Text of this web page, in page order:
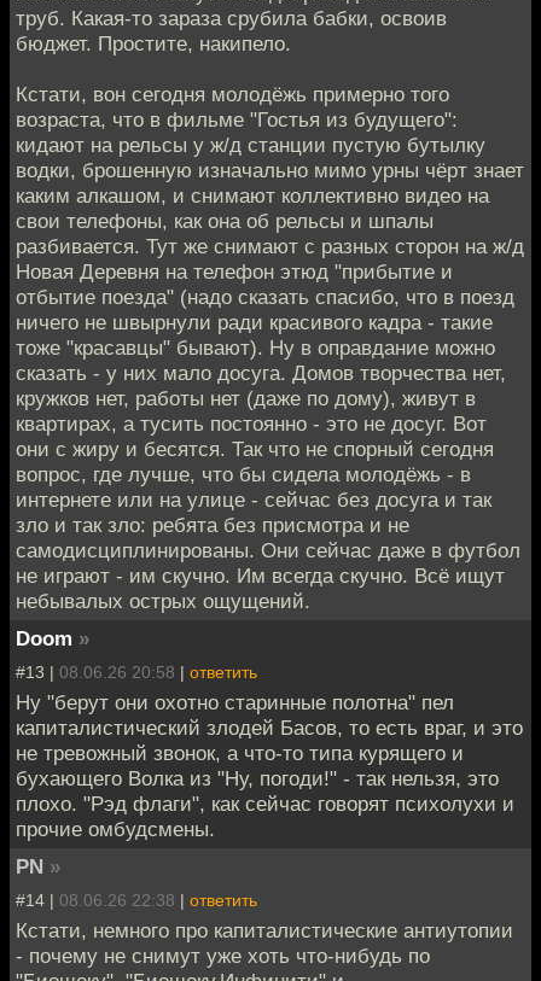
труб. Какая-то зараза срубила бабки, освоив
бюджет. Простите, накипело.
Кстати, вон сегодня молодёжь примерно того
возраста, что в фильме "Гостья из будущего":
кидают на рельсы у ж/д станции пустую бутылку
водки, брошенную изначально мимо урны чёрт знает
каким алкашом, и снимают коллективно видео на
свои телефоны, как она об рельсы и шпалы
разбивается. Тут же снимают с разных сторон на ж/д
Новая Деревня на телефон этюд "прибытие и
отбытие поезда" (надо сказать спасибо, что в поезд
ничего не швырнули ради красивого кадра - такие
тоже "красавцы" бывают). Ну в оправдание можно
сказать - у них мало досуга. Домов творчества нет,
кружков нет, работы нет (даже по дому), живут в
квартирах, а тусить постоянно - это не досуг. Вот
они с жиру и бесятся. Так что не спорный сегодня
вопрос, где лучше, что бы сидела молодёжь - в
интернете или на улице - сейчас без досуга и так
зло и так зло: ребята без присмотра и не
самодисциплинированы. Они сейчас даже в футбол
не играют - им скучно. Им всегда скучно. Всё ищут
небывалых острых ощущений.
Doom »
#13 | 08.06.26 20:58 | ответить
Ну "берут они охотно старинные полотна" пел
капиталистический злодей Басов, то есть враг, и это
не тревожный звонок, а что-то типа курящего и
бухающего Волка из "Ну, погоди!" - так нельзя, это
плохо. "Рэд флаги", как сейчас говорят психолухи и
прочие омбудсмены.
PN »
#14 | 08.06.26 22:38 | ответить
Кстати, немного про капиталистические антиутопии
- почему не снимут уже хоть что-нибудь по